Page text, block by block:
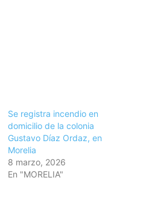
Se registra incendio en
domicilio de la colonia
Gustavo Díaz Ordaz, en
Morelia
8 marzo, 2026
En "MORELIA"